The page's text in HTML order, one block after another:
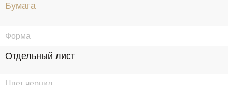
Бумага
Форма
Отдельный лист